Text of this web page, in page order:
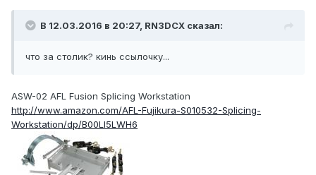
В 12.03.2016 в 20:27, RN3DCX сказал:
что за столик? кинь ссылочку...
ASW-02 AFL Fusion Splicing Workstation
http://www.amazon.com/AFL-Fujikura-S010532-Splicing-
Workstation/dp/B00LI5LWH6